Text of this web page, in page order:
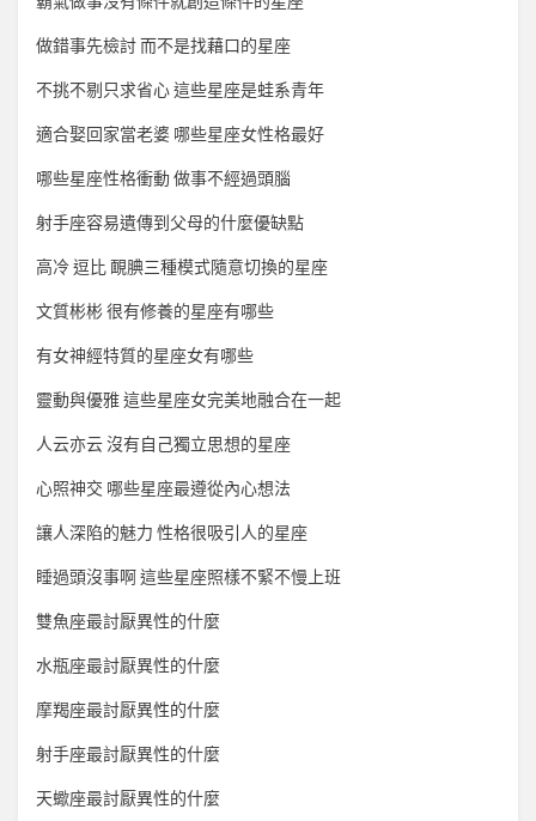
做錯事先檢討 而不是找藉口的星座
不挑不剔只求省心 這些星座是蛙系青年
適合娶回家當老婆 哪些星座女性格最好
哪些星座性格衝動 做事不經過頭腦
射手座容易遺傳到父母的什麼優缺點
高冷 逗比 靦腆三種模式隨意切換的星座
文質彬彬 很有修養的星座有哪些
有女神經特質的星座女有哪些
靈動與優雅 這些星座女完美地融合在一起
人云亦云 沒有自己獨立思想的星座
心照神交 哪些星座最遵從內心想法
讓人深陷的魅力 性格很吸引人的星座
睡過頭沒事啊 這些星座照樣不緊不慢上班
雙魚座最討厭異性的什麼
水瓶座最討厭異性的什麼
摩羯座最討厭異性的什麼
射手座最討厭異性的什麼
天蠍座最討厭異性的什麼